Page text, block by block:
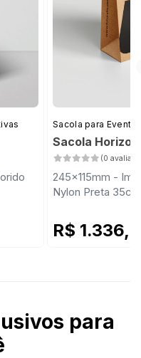
Sacola para Evento
Sacola
(0
245x115mm -
Nylon Preta
R$
para